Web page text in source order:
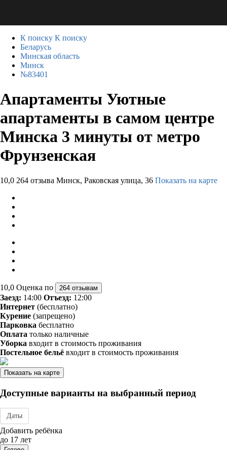
К поиску К поиску
Беларусь
Минская область
Минск
№83401
Апартаменты Уютные
апартаменты в самом центре
Минска 3 минуты от метро
Фрунзенская
10,0 264 отзыва Минск, Раковская улица, 36 Показать на карте
10,0 Оценка по 264 отзывам
Заезд: 14:00 Отъезд: 12:00
Интернет (бесплатно)
Курение (запрещено)
Парковка бесплатно
Оплата только наличные
Уборка входит в стоимость проживания
Постельное бельё входит в стоимость проживания
Показать на карте
Доступные варианты на выбранный период
Даты
Дата заезда - отъезда
Добавить ребёнка
до 17 лет